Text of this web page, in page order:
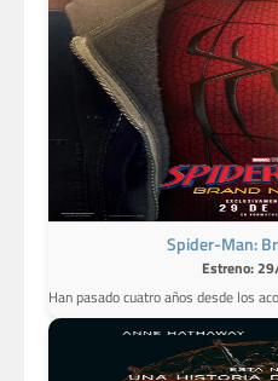
Spider-Man:
Estreno:
Han pasado cuatro años desde los